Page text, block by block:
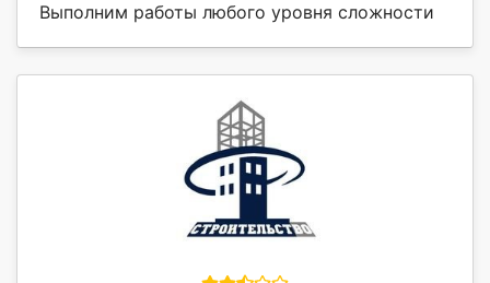
Выполним работы любого уровня сложности